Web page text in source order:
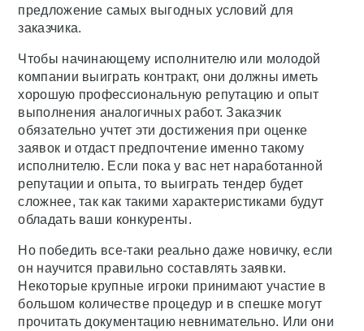
предложение самых выгодных условий для
заказчика.
Чтобы начинающему исполнителю или молодой
компании выиграть контракт, они должны иметь
хорошую профессиональную репутацию и опыт
выполнения аналогичных работ. Заказчик
обязательно учтет эти достижения при оценке
заявок и отдаст предпочтение именно такому
исполнителю. Если пока у вас нет наработанной
репутации и опыта, то выиграть тендер будет
сложнее, так как такими характеристиками будут
обладать ваши конкуренты.
Но победить все-таки реально даже новичку, если
он научится правильно составлять заявки.
Некоторые крупные игроки принимают участие в
большом количестве процедур и в спешке могут
прочитать документацию невнимательно. Или они